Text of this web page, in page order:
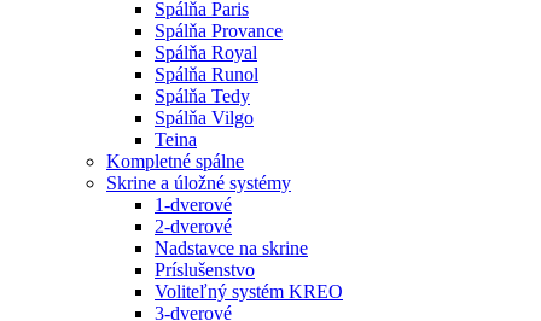
Spálňa Paris
Spálňa Provance
Spálňa Royal
Spálňa Runol
Spálňa Tedy
Spálňa Vilgo
Teina
Kompletné spálne
Skrine a úložné systémy
1-dverové
2-dverové
Nadstavce na skrine
Príslušenstvo
Voliteľný systém KREO
3-dverové